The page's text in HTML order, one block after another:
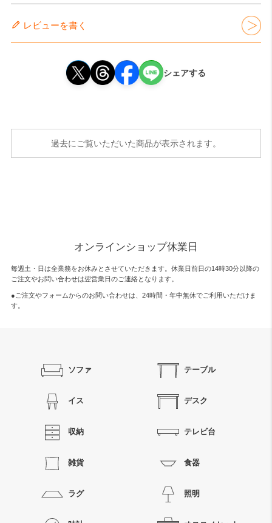
レビューを書く
シェアする
過去にご覧いただいた商品が表示されます。
オンラインショップ休業日
毎週土・日は全業務をお休みとさせていただきます。休業日前日の14時30分以降の
ご注文やお問い合わせは翌営業日のご連絡となります。
●ご注文やフォームからのお問い合わせは、 24時間・年中無休でご利用いただけま
す。
ソファ テーブル
イス デスク
収納 テレビ台
雑貨 食器
ラグ 照明